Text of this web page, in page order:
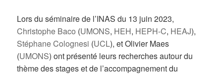
Lors du séminaire de l’INAS du 13 juin 2023,
Christophe Baco (UMONS, HEH, HEPH-C, HEAJ),
Stéphane Colognesi (UCL), et Olivier Maes
(UMONS) ont présenté leurs recherches autour du
thème des stages et de l’accompagnement du